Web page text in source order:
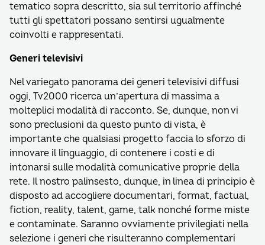
tematico sopra descritto, sia sul territorio affinché
tutti gli spettatori possano sentirsi ugualmente
coinvolti e rappresentati.
Generi televisivi
Nel variegato panorama dei generi televisivi diffusi
oggi, Tv2000 ricerca un’apertura di massima a
molteplici modalità di racconto. Se, dunque, non vi
sono preclusioni da questo punto di vista, è
importante che qualsiasi progetto faccia lo sforzo di
innovare il linguaggio, di contenere i costi e di
intonarsi sulle modalità comunicative proprie della
rete. Il nostro palinsesto, dunque, in linea di principio è
disposto ad accogliere documentari, format, factual,
fiction, reality, talent, game, talk nonché forme miste
e contaminate. Saranno ovviamente privilegiati nella
selezione i generi che risulteranno complementari